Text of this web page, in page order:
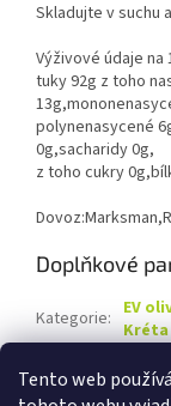
Tento web
Skladujte v suchu
Výživové údaje na
tuky 92g z toho
polynenasycené
0g,sacharidy 0g,
z toho cukry
Doplňkové
Kategorie: EV
Kréta